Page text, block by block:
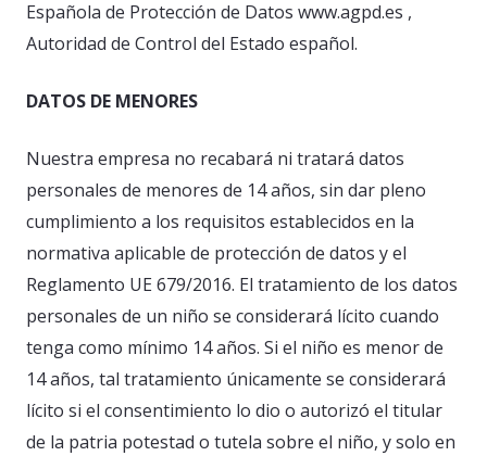
Española de Protección de Datos www.agpd.es ,
Autoridad de Control del Estado español.
DATOS DE MENORES
Nuestra empresa no recabará ni tratará datos
personales de menores de 14 años, sin dar pleno
cumplimiento a los requisitos establecidos en la
normativa aplicable de protección de datos y el
Reglamento UE 679/2016. El tratamiento de los datos
personales de un niño se considerará lícito cuando
tenga como mínimo 14 años. Si el niño es menor de
14 años, tal tratamiento únicamente se considerará
lícito si el consentimiento lo dio o autorizó el titular
de la patria potestad o tutela sobre el niño, y solo en